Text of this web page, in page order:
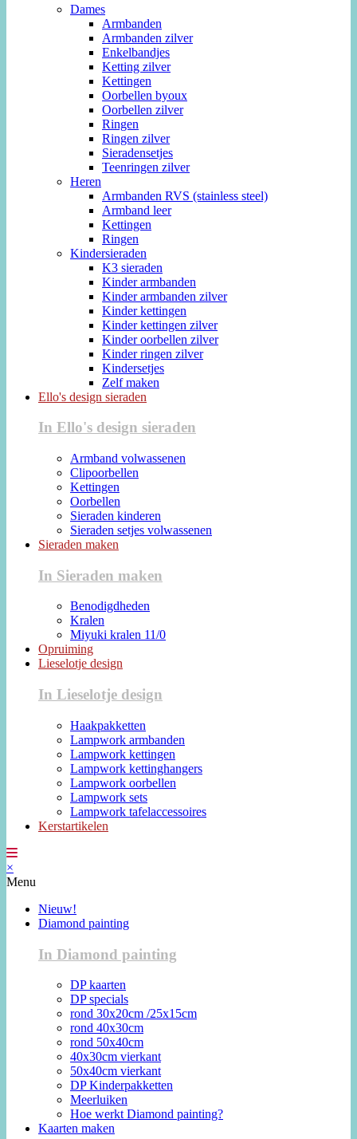
Dames
Armbanden
Armbanden zilver
Enkelbandjes
Ketting zilver
Kettingen
Oorbellen byoux
Oorbellen zilver
Ringen
Ringen zilver
Sieradensetjes
Teenringen zilver
Heren
Armbanden RVS (stainless steel)
Armband leer
Kettingen
Ringen
Kindersieraden
K3 sieraden
Kinder armbanden
Kinder armbanden zilver
Kinder kettingen
Kinder kettingen zilver
Kinder oorbellen zilver
Kinder ringen zilver
Kindersetjes
Zelf maken
Ello's design sieraden
In Ello's design sieraden
Armband volwassenen
Clipoorbellen
Kettingen
Oorbellen
Sieraden kinderen
Sieraden setjes volwassenen
Sieraden maken
In Sieraden maken
Benodigdheden
Kralen
Miyuki kralen 11/0
Opruiming
Lieselotje design
In Lieselotje design
Haakpakketten
Lampwork armbanden
Lampwork kettingen
Lampwork kettinghangers
Lampwork oorbellen
Lampwork sets
Lampwork tafelaccessoires
Kerstartikelen
×
Menu
Nieuw!
Diamond painting
In Diamond painting
DP kaarten
DP specials
rond 30x20cm /25x15cm
rond 40x30cm
rond 50x40cm
40x30cm vierkant
50x40cm vierkant
DP Kinderpakketten
Meerluiken
Hoe werkt Diamond painting?
Kaarten maken